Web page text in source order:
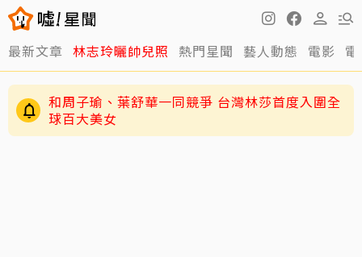
最新文章 林志玲曬帥兒照 熱門星聞 藝人動態 電影
和周子瑜、葉舒華一同競爭 台灣林莎首度入圍全
球百大美女